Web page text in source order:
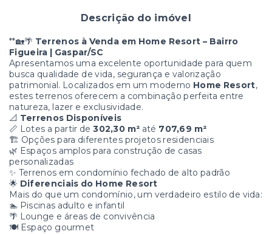
Descrição do imóvel
**🏡🌴 Terrenos à Venda em Home Resort – Bairro
Figueira | Gaspar/SC
Apresentamos uma excelente oportunidade para quem
busca qualidade de vida, segurança e valorização
patrimonial. Localizados em um moderno Home Resort,
estes terrenos oferecem a combinação perfeita entre
natureza, lazer e exclusividade.
📐 Terrenos Disponíveis
📏 Lotes a partir de302,30 m² até 707,69 m²
🏗️ Opções para diferentes projetos residenciais
🌿 Espaços amplos para construção de casas
personalizadas
✨ Terrenos em condomínio fechado de alto padrão
🌟 Diferenciais do Home Resort
Mais do que um condomínio, um verdadeiro estilo de vida:
🏊 Piscinas adulto e infantil
🌴 Lounge e áreas de convivência
🍽️ Espaço gourmet